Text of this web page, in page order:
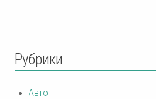
Рубрики
Авто